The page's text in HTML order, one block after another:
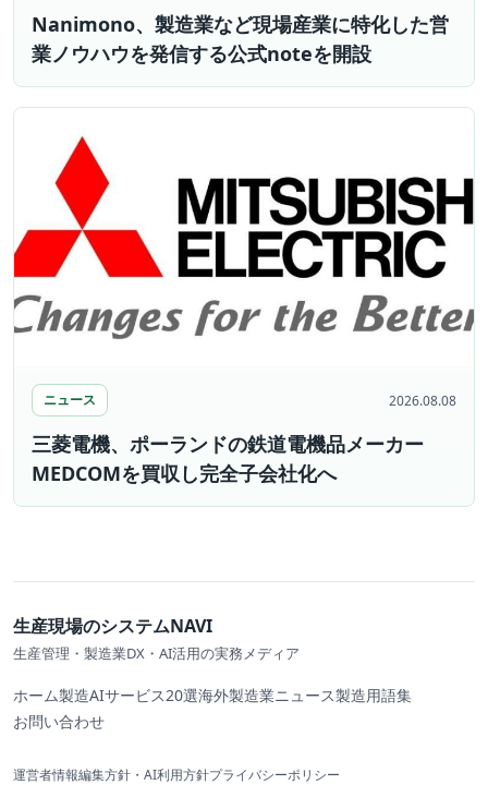
Nanimono、製造業など現場産業に特化した営
業ノウハウを発信する公式noteを開設
ニュース 2026.08.08
三菱電機、ポーランドの鉄道電機品メーカー
MEDCOMを買収し完全子会社化へ
生産現場のシステムNAVI
生産管理・製造業DX・AI活用の実務メディア
ホーム製造AIサービス20選海外製造業ニュース製造用語集
お問い合わせ
運営者情報編集方針・AI利用方針プライバシーポリシー